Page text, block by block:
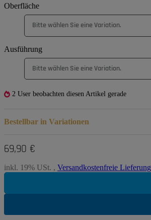
Oberfläche
Bitte wählen Sie eine Variation.
Ausführung
Bitte wählen Sie eine Variation.
2 User beobachten diesen Artikel gerade
Bestellbar in Variationen
69,90 €
inkl. 19% USt. , Versandkostenfreie Lieferung